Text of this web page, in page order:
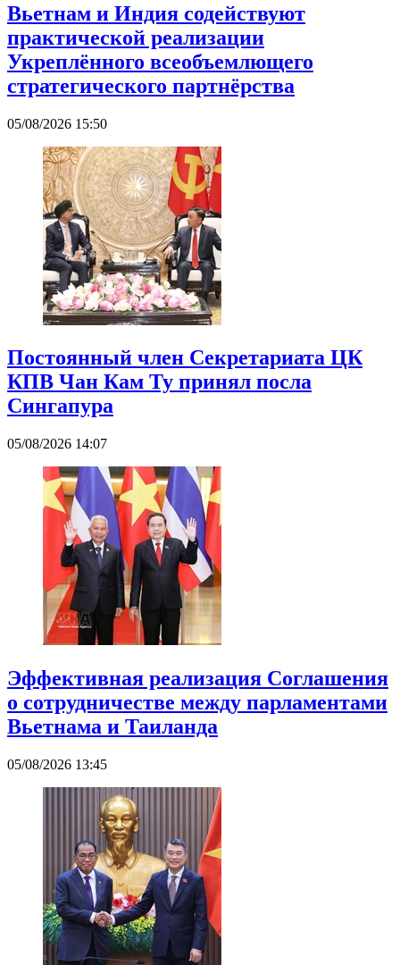
Вьетнам и Индия содействуют
практической реализации
Укреплённого всеобъемлющего
стратегического партнёрства
05/08/2026 15:50
Постоянный член Секретариата ЦК
КПВ Чан Кам Ту принял посла
Сингапура
05/08/2026 14:07
Эффективная реализация Соглашения
о сотрудничестве между парламентами
Вьетнама и Таиланда
05/08/2026 13:45